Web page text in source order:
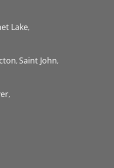
Lake
Saint John